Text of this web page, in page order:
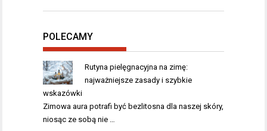
POLECAMY
Rutyna pielęgnacyjna na zimę:
najważniejsze zasady i szybkie
wskazówki
Zimowa aura potrafi być bezlitosna dla naszej skóry,
niosąc ze sobą nie …